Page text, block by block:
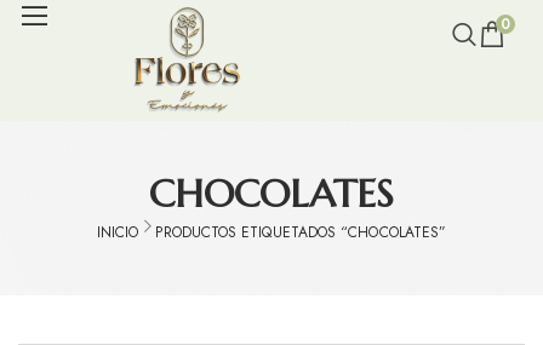
0
CHOCOLATES
INICIO PRODUCTOS ETIQUETADOS “CHOCOLATES”